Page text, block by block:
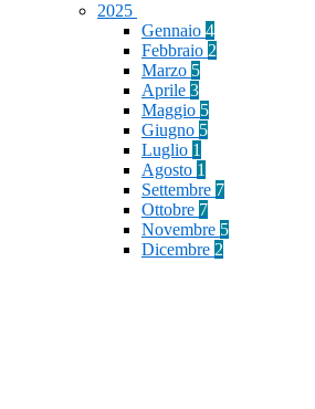
2025
Gennaio 4
Febbraio 2
Marzo 5
Aprile 3
Maggio 5
Giugno 5
Luglio 1
Agosto 1
Settembre 7
Ottobre 7
Novembre 5
Dicembre 2